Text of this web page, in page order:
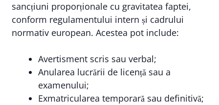
sancțiuni proporționale cu gravitatea faptei,
conform regulamentului intern și cadrului
normativ european. Acestea pot include:
Avertisment scris sau verbal;
Anularea lucrării de licență sau a
examenului;
Exmatricularea temporară sau definitivă;